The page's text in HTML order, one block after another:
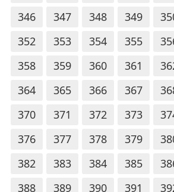
346
347 348 349
352
353 354 355
358
359 360 361
364
365 366 367
370
371 372 373
376
377 378 379
382
383 384 385
388
389 390 391